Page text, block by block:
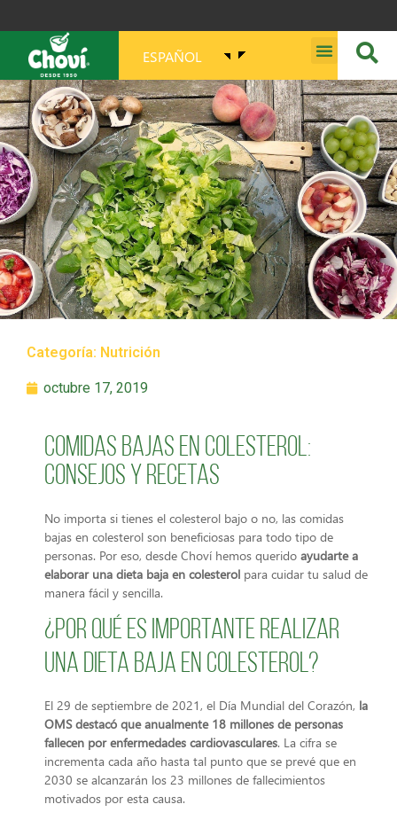
ESPAÑOL
Categoría: Nutrición
octubre 17, 2019
Comidas bajas en colesterol:
Consejos y Recetas
No importa si tienes el colesterol bajo o no, las comidas
bajas en colesterol son beneficiosas para todo tipo de
personas. Por eso, desde Choví hemos querido ayudarte a
elaborar una dieta baja en colesterol para cuidar tu salud de
manera fácil y sencilla.
¿Por qué es importante realizar
una dieta baja en colesterol?
El 29 de septiembre de 2021, el Día Mundial del Corazón, la
OMS destacó que anualmente 18 millones de personas
fallecen por enfermedades cardiovasculares. La cifra se
incrementa cada año hasta tal punto que se prevé que en
2030 se alcanzarán los 23 millones de fallecimientos
motivados por esta causa.